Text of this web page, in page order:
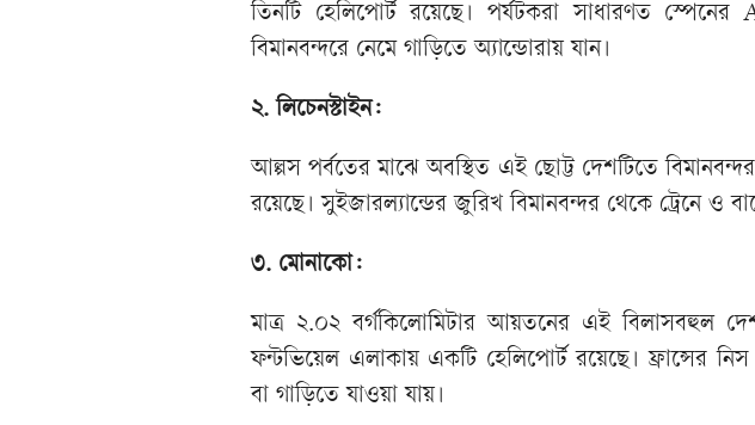
তিনটি হেলিপোর্ট রয়েছে। পর্যটকরা সাধারণত
বিমানবন্দরে নেমে গাড়িতে অ্যান্ডোরায় যান।
২. লিচেনস্টাইন:
আল্পস পর্বতের মাঝে অবস্থিত এই ছোট্ট দেশটিতে
রয়েছে। সুইজারল্যান্ডের জুরিখ বিমানবন্দর থেকে ট্রেনে ও
৩. মোনাকো:
মাত্র ২.০২ বর্গকিলোমিটার আয়তনের এই বিলাসবহুল
ফন্টভিয়েল এলাকায় একটি হেলিপোর্ট রয়েছে। ফ্রান্সের
বা গাড়িতে যাওয়া যায়।